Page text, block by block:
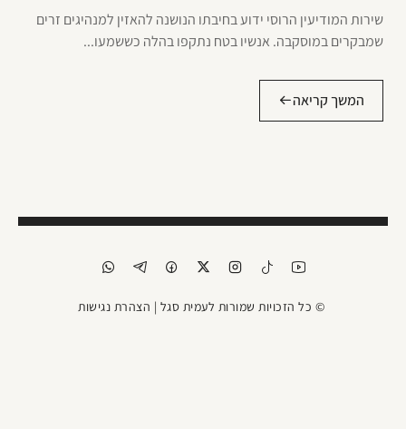
שירות המודיעין הרוסי ידוע בחיבתו הנושנה להאזין למנהיגים זרים
שמבקרים במוסקבה. אנשיו בטח נתקפו בהלה כששמעו...
המשך קריאה
© כל הזכויות שמורות לעמית סגל | הצהרת נגישות